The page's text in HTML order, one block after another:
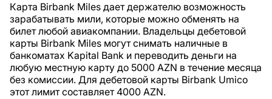
Карта Birbank Miles дает держателю возможность
зарабатывать мили, которые можно обменять на
билет любой авиакомпании. Владельцы дебетовой
карты Birbank Miles могут снимать наличные в
банкоматах Kapital Bank и переводить деньги на
любую местную карту до 5000 AZN в течение месяца
без комиссии. Для дебетовой карты Birbank Umico
этот лимит составляет 4000 AZN.